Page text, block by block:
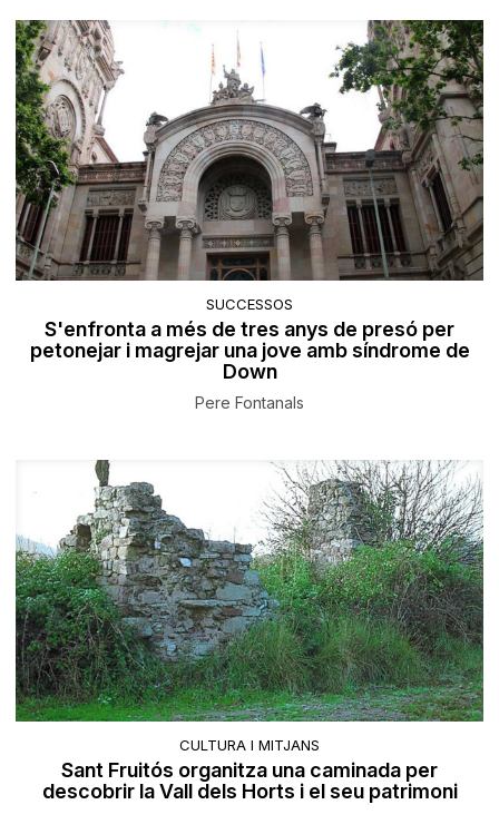
SUCCESSOS
S'enfronta a més de tres anys de presó per
petonejar i magrejar una jove amb síndrome de
Down
Pere Fontanals
CULTURA I MITJANS
Sant Fruitós organitza una caminada per
descobrir la Vall dels Horts i el seu patrimoni